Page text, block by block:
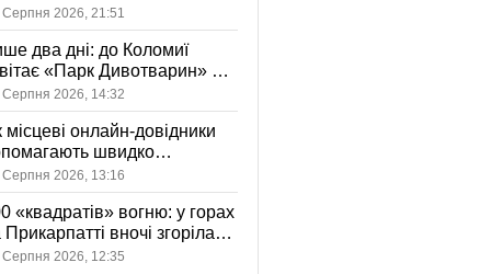
— чим
День міста
Серпня 2026, 21:51
два дні: до Коломиї
«Парк Дивотварин» — і
безкоштовний
Серпня 2026, 14:32
місцеві онлайн-довідники
швидко
послуги у своєму
Серпня 2026, 13:16
«квадратів» вогню: у горах
Прикарпатті вночі згоріла
є постраждала
Серпня 2026, 12:35